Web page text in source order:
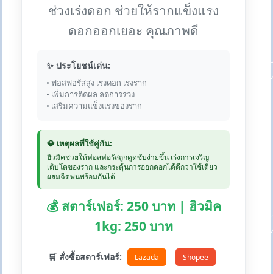
ช่วงเร่งดอก ช่วยให้รากแข็งแรง
ดอกออกเยอะ คุณภาพดี
✨ ประโยชน์เด่น:
• ฟอสฟอรัสสูง เร่งดอก เร่งราก
• เพิ่มการติดผล ลดการร่วง
• เสริมความแข็งแรงของราก
💎 เหตุผลที่ใช้คู่กัน:
ฮิวมิคช่วยให้ฟอสฟอรัสถูกดูดซับง่ายขึ้น เร่งการเจริญ
เติบโตของราก และกระตุ้นการออกดอกได้ดีกว่าใช้เดี่ยว
ผสมฉีดพ่นพร้อมกันได้
💰 สตาร์เฟอร์: 250 บาท | ฮิวมิค
1kg: 250 บาท
🛒 สั่งซื้อสตาร์เฟอร์: Lazada Shopee